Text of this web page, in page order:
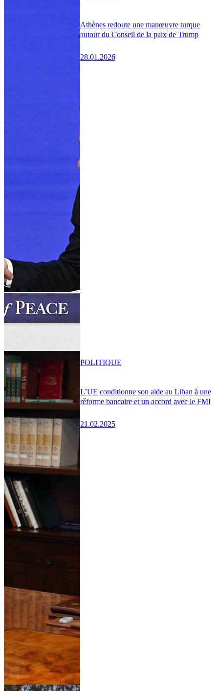
Athènes redoute une manœuvre turque
autour du Conseil de la paix de Trump
28.01.2026
L’UE conditionne son aide au Liban à une
réforme bancaire et un accord avec le FMI
21.02.2025
POLITIQUE